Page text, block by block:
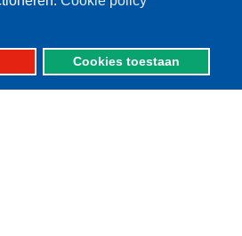
Cookies toestaan
zee